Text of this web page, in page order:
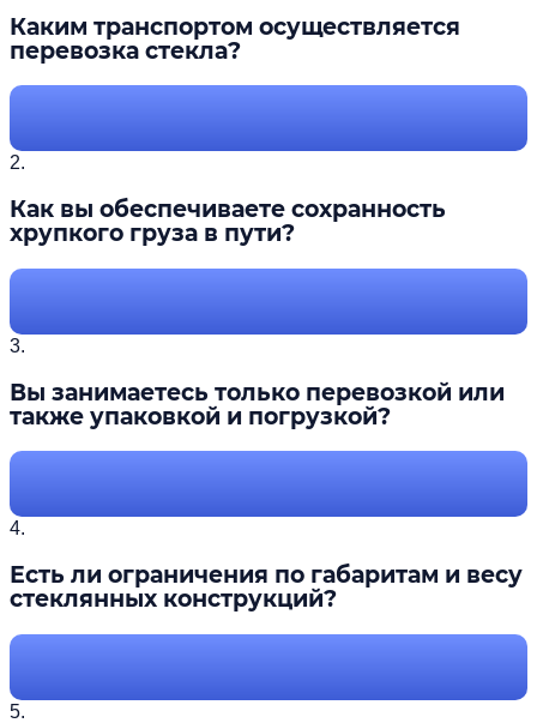
Каким транспортом осуществляется
перевозка стекла?
2.
Как вы обеспечиваете сохранность
хрупкого груза в пути?
3.
Вы занимаетесь только перевозкой или
также упаковкой и погрузкой?
4.
Есть ли ограничения по габаритам и весу
стеклянных конструкций?
5.